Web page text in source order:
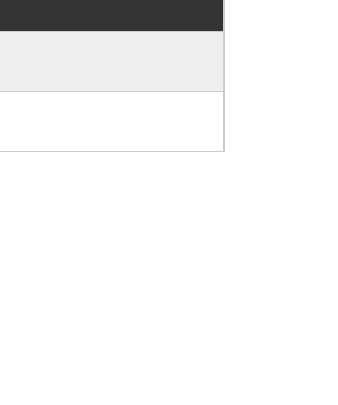
göre özelleştirilebilir.